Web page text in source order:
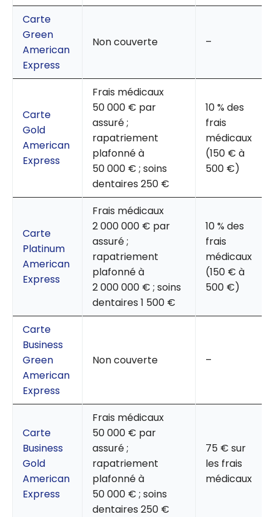
Carte
Green
American
Express
Non couverte –
Carte
Gold
American
Express
Frais médicaux
50 000 € par
assuré ;
rapatriement
plafonné à
50 000 € ; soins
dentaires 250 €
10 % des
frais
médicaux
(150 € à
500 €)
Carte
Platinum
American
Express
Frais médicaux
2 000 000 € par
assuré ;
rapatriement
plafonné à
2 000 000 € ; soins
dentaires 1 500 €
10 % des
frais
médicaux
(150 € à
500 €)
Carte
Business
Green
American
Express
Non couverte –
Carte
Business
Gold
American
Express
Frais médicaux
50 000 € par
assuré ;
rapatriement
plafonné à
50 000 € ; soins
dentaires 250 €
75 € sur
les frais
médicaux